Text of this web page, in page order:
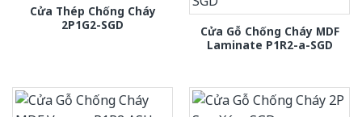
Cửa Thép Chống Cháy
2P1G2-SGD
Cửa Gỗ Chống Cháy MDF
Laminate P1R2-a-SGD